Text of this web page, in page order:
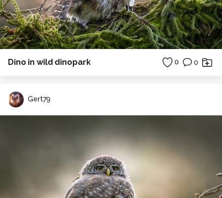
Dino in wild dinopark 0 0
Gert79